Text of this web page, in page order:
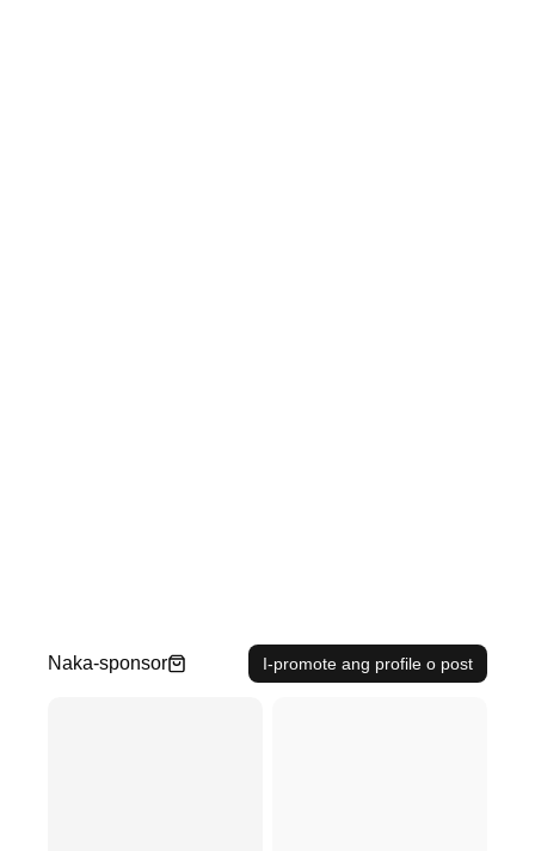
Naka-sponsor I-promote ang profile o post